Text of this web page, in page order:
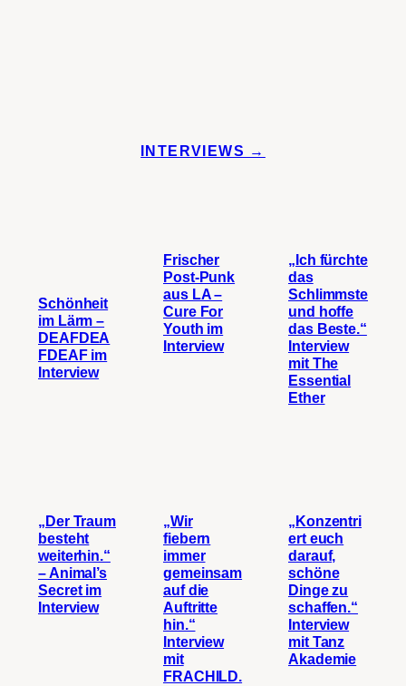
INTERVIEWS →
Schönheit
im Lärm –
DEAFDEA
FDEAF im
Interview
Frischer
Post-Punk
aus LA –
Cure For
Youth im
Interview
„Ich fürchte
das
Schlimmste
und hoffe
das Beste.“
Interview
mit The
Essential
Ether
„Der Traum
besteht
weiterhin.“
– Animal’s
Secret im
Interview
„Wir
fiebern
immer
gemeinsam
auf die
Auftritte
hin.“
Interview
mit
FRACHILD.
„Konzentri
ert euch
darauf,
schöne
Dinge zu
schaffen.“
Interview
mit Tanz
Akademie